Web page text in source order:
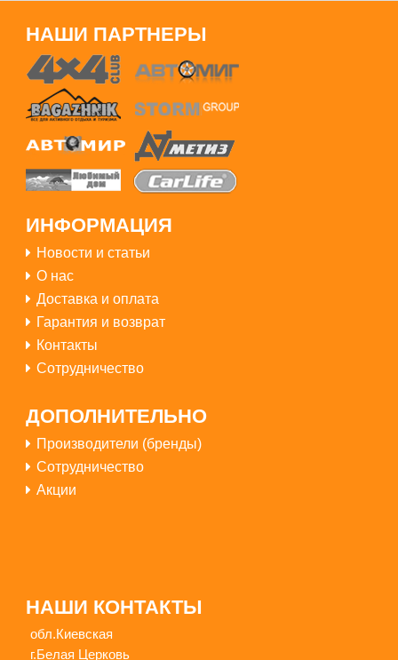
3300грн
Купить
НАШИ ПАРТНЕРЫ
ИНФОРМАЦИЯ
Новости и статьи
О нас
Доставка и оплата
Гарантия и возврат
Контакты
Сотрудничество
ДОПОЛНИТЕЛЬНО
Производители (бренды)
Сотрудничество
Акции
НАШИ КОНТАКТЫ
обл.Киевская
г.Белая Церковь